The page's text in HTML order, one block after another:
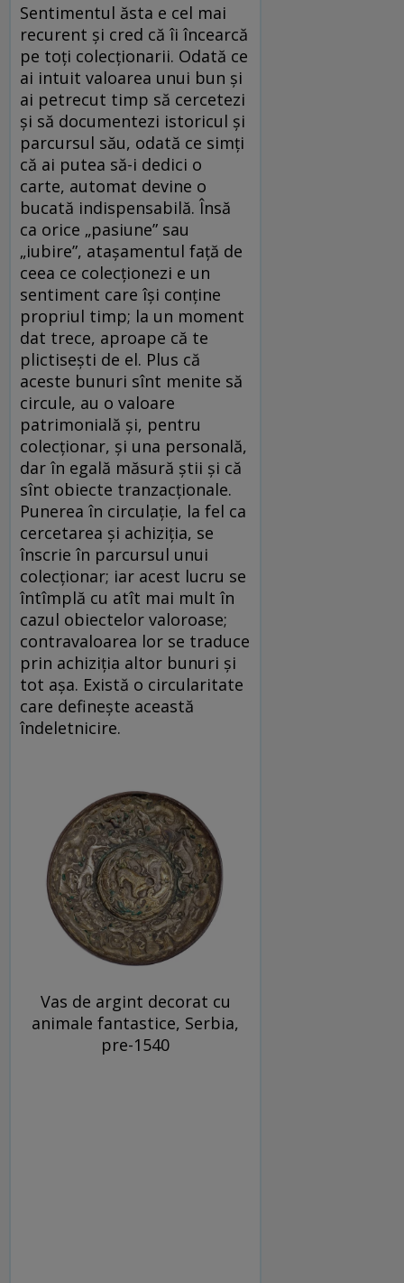
Sentimentul ăsta e cel mai
recurent și cred că îi încearcă
pe toți colecționarii. Odată ce
ai intuit valoarea unui bun și
ai petrecut timp să cercetezi
și să documentezi istoricul și
parcursul său, odată ce simți
că ai putea să-i dedici o
carte, automat devine o
bucată indispensabilă. Însă
ca orice „pasiune” sau
„iubire”, atașamentul față de
ceea ce colecționezi e un
sentiment care își conține
propriul timp; la un moment
dat trece, aproape că te
plictisești de el. Plus că
aceste bunuri sînt menite să
circule, au o valoare
patrimonială și, pentru
colecționar, și una personală,
dar în egală măsură știi și că
sînt obiecte tranzacționale.
Punerea în circulație, la fel ca
cercetarea și achiziția, se
înscrie în parcursul unui
colecționar; iar acest lucru se
întîmplă cu atît mai mult în
cazul obiectelor valoroase;
contravaloarea lor se traduce
prin achiziția altor bunuri și
tot așa. Există o circularitate
care definește această
îndeletnicire.
Vas de argint decorat cu
animale fantastice, Serbia,
pre-1540